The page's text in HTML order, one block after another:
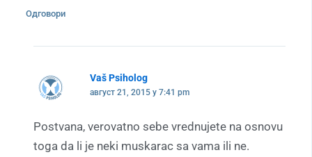
Одговори
Vaš Psiholog
август 21, 2015 у 7:41 pm
Postvana, verovatno sebe vrednujete na osnovu
toga da li je neki muskarac sa vama ili ne.